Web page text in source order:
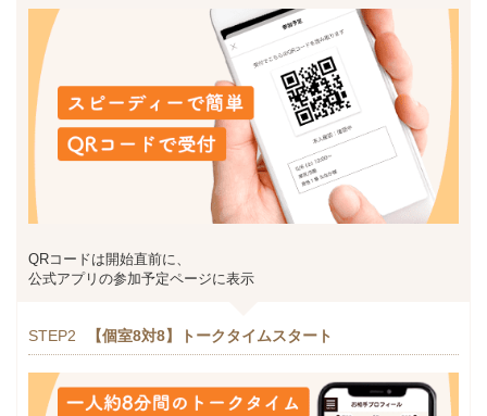
QRコードは開始直前に、
公式アプリの参加予定ページに表示
STEP2 【個室8対8】トークタイムスタート